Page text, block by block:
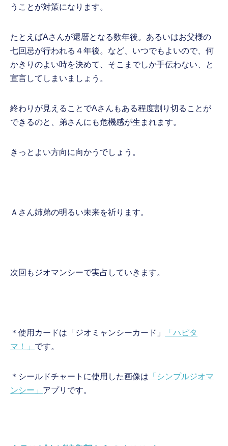
うことが対策になります。
たとえばAさんが還暦となる数年後。あるいはお父様の
七回忌が行われる４年後。など、いつでもよいので、何
かきりのよい時を決めて、そこまでしか手伝わない、と
宣言してしまいましょう。
終わりが見えることでAさんもある程度割り切ることが
できるのと、弟さんにも危機感が生まれます。
きっとよい方向に向かうでしょう。
Ａさん姉弟の明るい未来を祈ります。
次回もジオマンシーで実占していきます。
＊使用カードは「ジオミャンシーカード」
「ハピタ
マ！」 です。
＊シールドチャートに使用した画像は 「シンプルジオマ
ンシー」 アプリです。